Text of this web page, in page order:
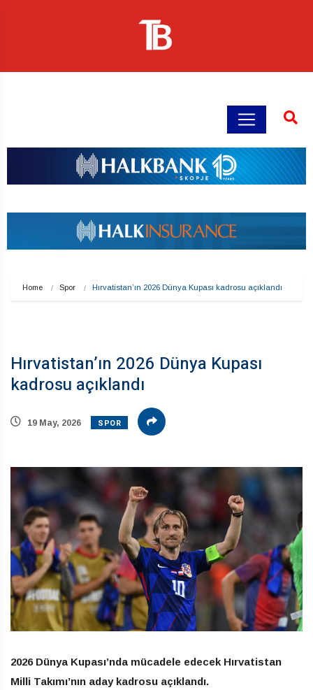
Home Spor Hırvatistan’ın 2026 Dünya Kupası kadrosu açıklandı
Hırvatistan’ın 2026 Dünya Kupası
kadrosu açıklandı
19 May, 2026 SPOR
2026 Dünya Kupası’nda mücadele edecek Hırvatistan
Milli Takımı’nın aday kadrosu açıklandı.